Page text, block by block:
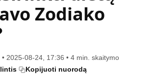
Technologijos
Gyvenimo būdas
Zodiako
• 2025-08-24, 17:36 • 4 min. skaitymo
Kopijuoti nuorodą